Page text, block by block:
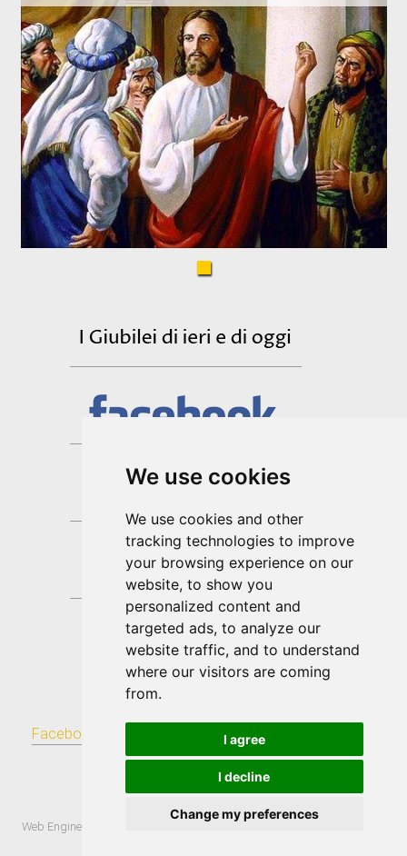
We use cookies
We use cookies and other
tracking technologies to improve
your browsing experience on our
website, to show you
personalized content and
targeted ads, to analyze our
website traffic, and to understand
where our visitors are coming
from.
I agree
I decline
Change my preferences
Don Pino Esposito
Facebook Flickr|
Pinterest|RSS
S.Donato di Ninea
IT
Web Engine -